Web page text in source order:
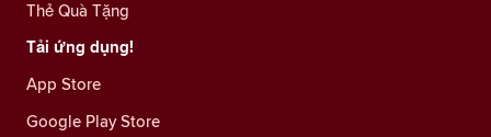
Thẻ Quà Tặng
Tải ứng dụng!
App Store
Google Play Store